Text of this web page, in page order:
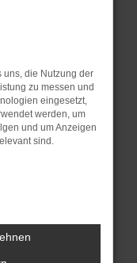
Seiten
in einem
privaten
beheben.
und dein
Stand
nur ein
uns, die Nutzung der
zu messen und
eingesetzt,
werden, um
und um Anzeigen
sind.